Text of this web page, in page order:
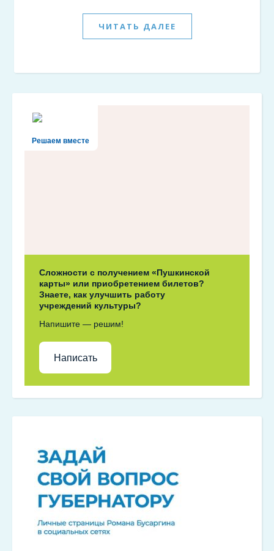
ЧИТАТЬ ДАЛЕЕ
Решаем вместе
Сложности с получением «Пушкинской
карты» или приобретением билетов?
Знаете, как улучшить работу
учреждений культуры?
Напишите — решим!
Написать